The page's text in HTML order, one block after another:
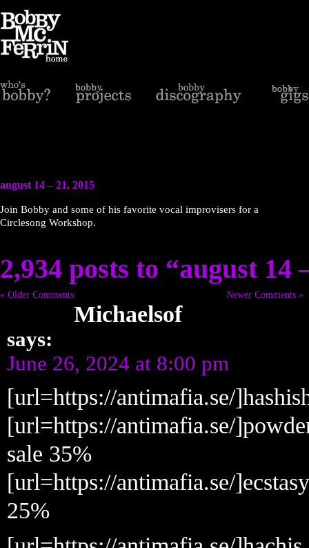
august 14 – 21, 2015
Join Bobby and some of his favorite vocal improvisers for a
Circlesong Workshop.
2,934 posts to “august 14
« Older Comments Newer Comments »
Michaelsof
says:
June 26, 2024 at 8:00 pm
[url=https://antimafia.se/
[url=https://antimafia.se/
sale 35%
[url=https://antimafia.se/
25%